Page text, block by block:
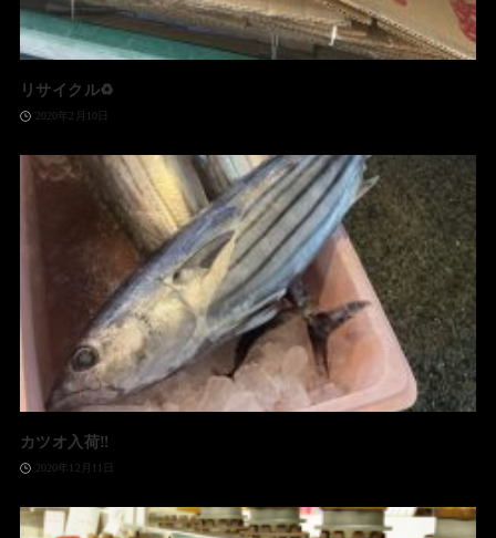
リサイクル♻️
2020年2月10日
カツオ入荷‼️
2020年12月11日